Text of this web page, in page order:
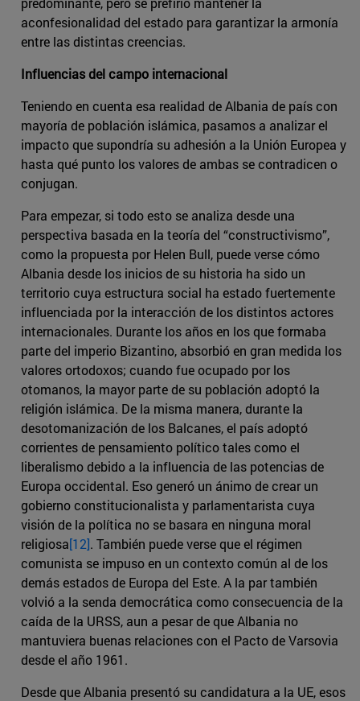
aconfesionalidad del estado para garantizar la armonía
entre las distintas creencias.
Influencias del campo internacional
Teniendo en cuenta esa realidad de Albania de país con
mayoría de población islámica, pasamos a analizar el
impacto que supondría su adhesión a la Unión Europea y
hasta qué punto los valores de ambas se contradicen o
conjugan.
Para empezar, si todo esto se analiza desde una
perspectiva basada en la teoría del “constructivismo”,
como la propuesta por Helen Bull, puede verse cómo
Albania desde los inicios de su historia ha sido un
territorio cuya estructura social ha estado fuertemente
influenciada por la interacción de los distintos actores
internacionales. Durante los años en los que formaba
parte del imperio Bizantino, absorbió en gran medida los
valores ortodoxos; cuando fue ocupado por los
otomanos, la mayor parte de su población adoptó la
religión islámica. De la misma manera, durante la
desotomanización de los Balcanes, el país adoptó
corrientes de pensamiento político tales como el
liberalismo debido a la influencia de las potencias de
Europa occidental. Eso generó un ánimo de crear un
gobierno constitucionalista y parlamentarista cuya
visión de la política no se basara en ninguna moral
religiosa[12]. También puede verse que el régimen
comunista se impuso en un contexto común al de los
demás estados de Europa del Este. A la par también
volvió a la senda democrática como consecuencia de la
caída de la URSS, aun a pesar de que Albania no
mantuviera buenas relaciones con el Pacto de Varsovia
desde el año 1961.
Desde que Albania presentó su candidatura a la UE, esos